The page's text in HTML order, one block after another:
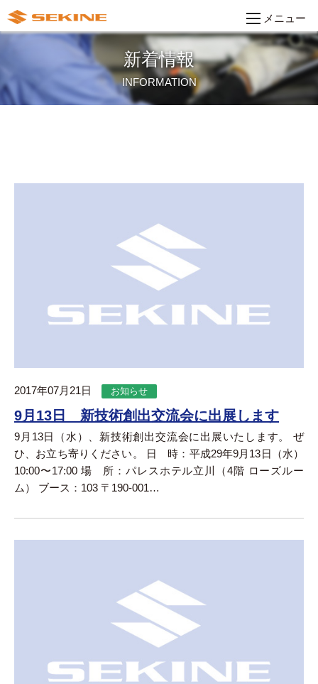
メニュー
新着情報
INFORMATION
2017年07月21日 お知らせ
9月13日 新技術創出交流会に出展します
9月13日（水）、新技術創出交流会に出展いたします。 ぜ
ひ、お立ち寄りください。 日 時：平成29年9月13日（水）
10:00〜17:00 場 所：パレスホテル立川（4階 ローズルー
ム） ブース：103 〒190-001…